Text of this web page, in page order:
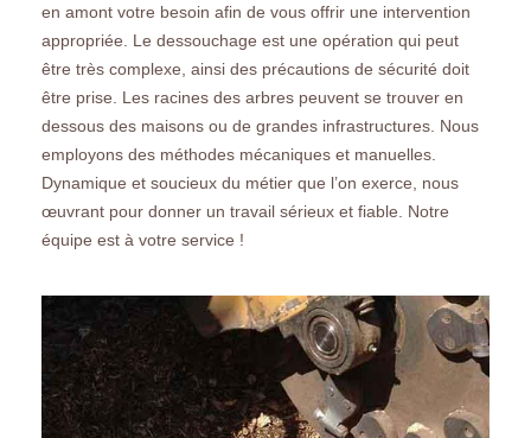
en amont votre besoin afin de vous offrir une intervention
appropriée. Le dessouchage est une opération qui peut
être très complexe, ainsi des précautions de sécurité doit
être prise. Les racines des arbres peuvent se trouver en
dessous des maisons ou de grandes infrastructures. Nous
employons des méthodes mécaniques et manuelles.
Dynamique et soucieux du métier que l’on exerce, nous
œuvrant pour donner un travail sérieux et fiable. Notre
équipe est à votre service !